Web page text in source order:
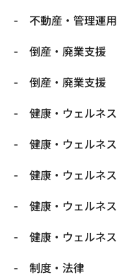
不動産・管理運用
倒産・廃業支援
倒産・廃業支援
健康・ウェルネス
健康・ウェルネス
健康・ウェルネス
健康・ウェルネス
健康・ウェルネス
制度・法律